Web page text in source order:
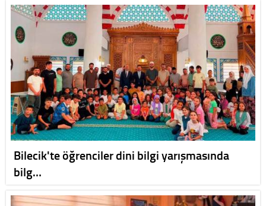
Bilecik'te öğrenciler dini bilgi yarışmasında
bilg…